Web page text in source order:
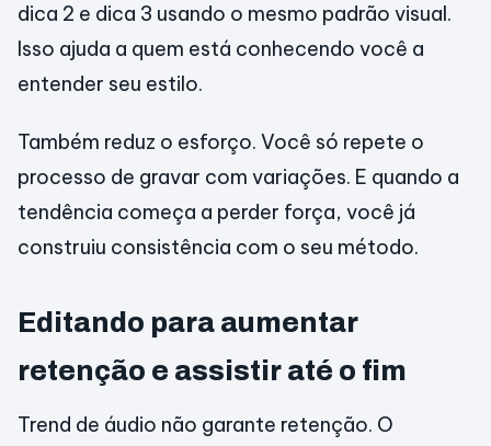
dica 2 e dica 3 usando o mesmo padrão visual.
Isso ajuda a quem está conhecendo você a
entender seu estilo.
Também reduz o esforço. Você só repete o
processo de gravar com variações. E quando a
tendência começa a perder força, você já
construiu consistência com o seu método.
Editando para aumentar
retenção e assistir até o fim
Trend de áudio não garante retenção. O